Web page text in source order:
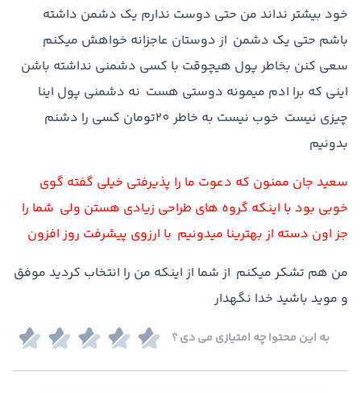
خود بيشتر نداند من حتي دوست ندارم يک دشمن داشته
باشم حتي يک دشمن از دوستان عاجزانه خواهش ميکنم
سعي کنن بخاطر پول هيچوقت با کسي دشمني نداشته باشن
ايني که برا ادم ميمونه دوستي هست نه دشمني پول اينا
چيزي نيست خوب نيست به خاطر 20تومان کسي را دشنم
بدونيم
سعيد جان ممنون که دعوت ما را پذيرفتي خيلي گفته گوي
خوبي بود با اينکه گروه هاي طراحي زيادي هستن ولي شما را
جز اون دسته از بهترينا میدونیم با ارزوي پيشرفت روز افزون
من هم تشکر میکنم از شما از اینکه من را انتخاب کردید موفق
و مويد باشيد خدا نگهدار
به این محتوا چه امتیازی می دی ؟